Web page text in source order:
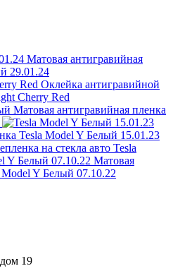
Матовая антигравийная
29.01.24
Оклейка антигравийной
Cherry Red
Матовая антигравийная пленка
Tesla Model Y Белый 15.01.23
на стекла авто Tesla
Матовая
Model Y Белый 07.10.22
19